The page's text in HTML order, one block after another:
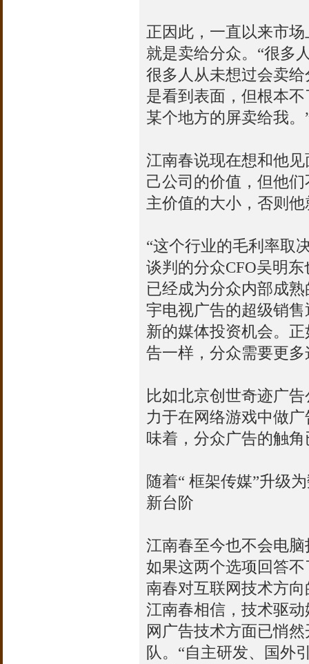
正因此，一直以来市
就是卖给分众。“很多
很多人从未想过会卖
是看到表面，但根本
某个地方的屏卖给我
江南春说现在想和他
己公司的价值，但他
主价值的大小，否则
“这个行业的毛利率取
谈判的分众CFO吴明
已经成为分众内部成
宇电视广告的超级销
新的媒体投资机会。
告一样，分众需要更
比如北京创世奇迹广
力于在网络游戏中做
味着，分众广告的触
随着“ 框架传媒”升级
新台阶
江南春至今也不会电
如果这两个选项回答
南春对互联网技术方
江南春相信，技术驱
网广告技术方面已悄
队。“自主研发、国外